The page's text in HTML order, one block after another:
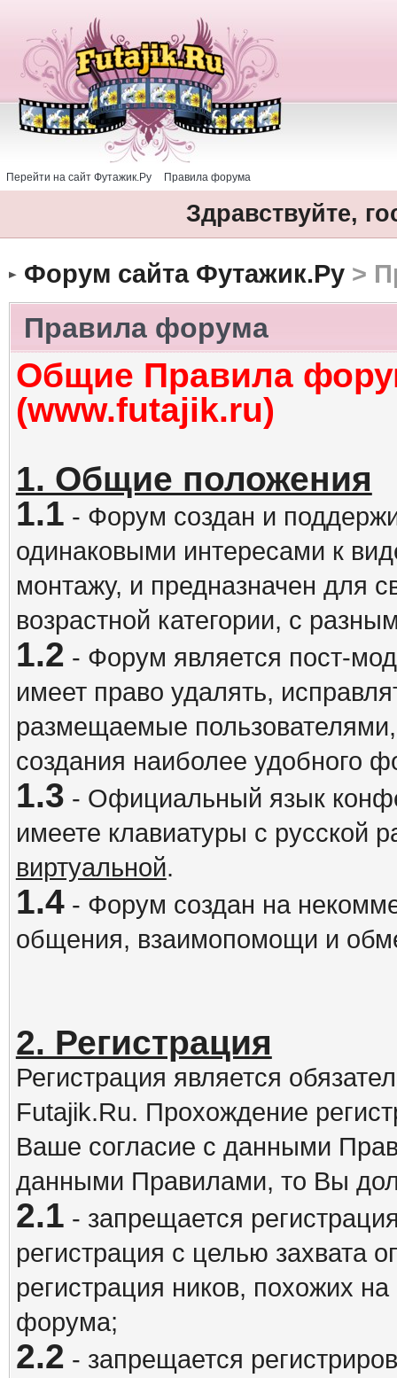
Перейти на сайт Футажик.Ру Правила форума
Здравствуйте,
Форум сайта Футажик.Ру>
Правила форума
Общие Правила
(www.futajik.ru)
1. Общие положения
1.1 - Форум создан и
одинаковыми интересами к
монтажу, и предназначен для
возрастной категории, с
1.2 - Форум является пост-
имеет право удалять,
размещаемые
создания наиболее удобного
1.3 - Официальный язык
имеете клавиатуры с русской
виртуальной.
1.4- Форум создан на
общения, взаимопомощи и
2. Регистрация
Регистрация является
Futajik.Ru. Прохождение
Ваше согласие с данными
данными Правилами, то Вы
2.1 - запрещается
регистрация с целью захвата
регистрация ников, похожих
форума;
2.2 - запрещается